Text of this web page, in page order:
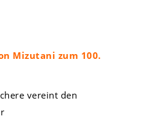
Mizutani zum 100.
vereint den